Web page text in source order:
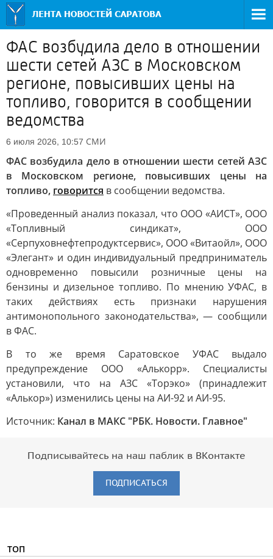
ФАС возбудила дело в отношении
шести сетей АЗС в Московском
регионе, повысивших цены на
топливо, говорится в сообщении
ведомства
6 июля 2026, 10:57 СМИ
ФАС возбудила дело в отношении шести сетей АЗС
в Московском регионе, повысивших цены на
топливо, говорится в сообщении ведомства.
«Проведенный анализ показал, что ООО «АИСТ», ООО
«Топливный синдикат», ООО
«Серпуховнефтепродуктсервис», ООО «Витаойл», ООО
«Элегант» и один индивидуальный предприниматель
одновременно повысили розничные цены на
бензины и дизельное топливо. По мнению УФАС, в
таких действиях есть признаки нарушения
антимонопольного законодательства», — сообщили
в ФАС.
В то же время Саратовское УФАС выдало
предупреждение ООО «Алькорр». Специалисты
установили, что на АЗС «Торэко» (принадлежит
«Алькор») изменились цены на АИ-92 и АИ-95.
Источник: Канал в МАКС "РБК. Новости. Главное"
Подписывайтесь на наш паблик в ВКонтакте
ПОДПИСАТЬСЯ
ТОП